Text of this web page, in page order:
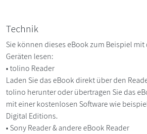
Technik
Sie können dieses eBook zum Beispiel
Geräten lesen:
• tolino Reader
Laden Sie das eBook direkt über den
tolino herunter oder übertragen Sie das
mit einer kostenlosen Software wie
Digital Editions.
• Sony Reader & andere eBook Reader